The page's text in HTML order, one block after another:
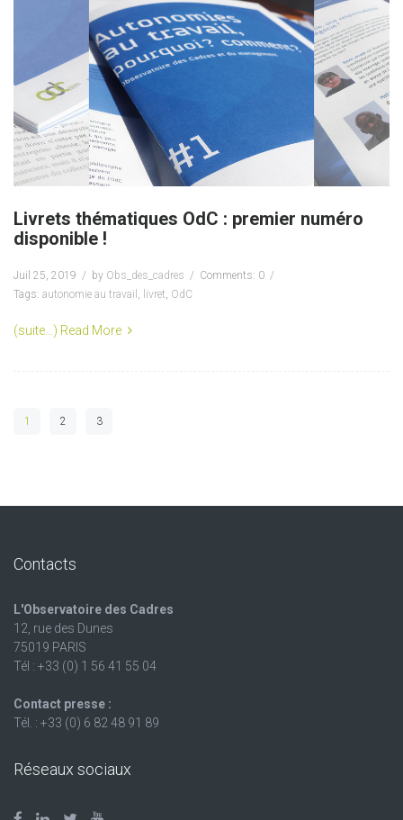
Livrets thématiques OdC : premier numéro
disponible !
Juil 25, 2019 by Obs_des_cadres
Comments: 0
Tags: autonomie au travail , livret, OdC
(suite…) Read More
1 2 3
Contacts
L'Observatoire des Cadres
12, rue des Dunes
75019 PARIS
Tél : +33 (0) 1 56 41 55 04
Contact presse :
Tél. : +33 (0) 6 82 48 91 89
Réseaux sociaux